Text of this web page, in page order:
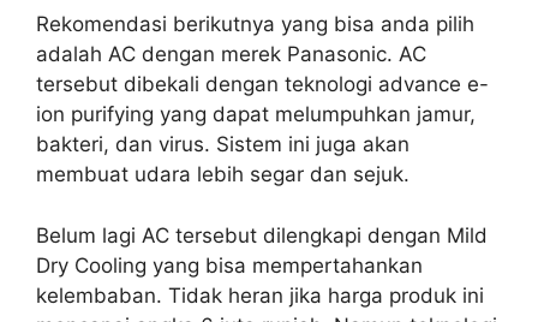
Rekomendasi berikutnya yang bisa anda pilih
adalah AC dengan merek Panasonic. AC
tersebut dibekali dengan teknologi advance e-
ion purifying yang dapat melumpuhkan jamur,
bakteri, dan virus. Sistem ini juga akan
membuat udara lebih segar dan sejuk.
Belum lagi AC tersebut dilengkapi dengan Mild
Dry Cooling yang bisa mempertahankan
kelembaban. Tidak heran jika harga produk ini